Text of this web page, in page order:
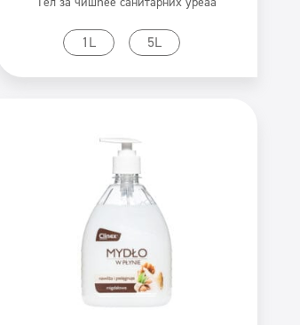
1L 5L
Prikaži proizvod